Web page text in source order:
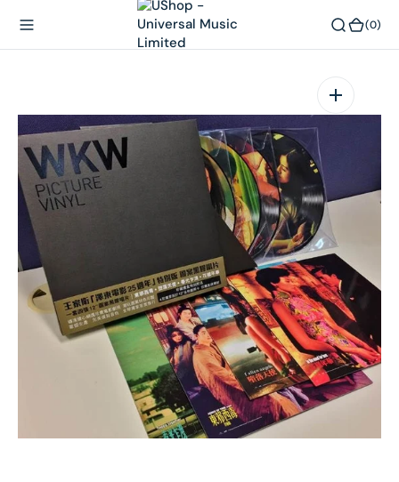
(0)
在
相
簿
中
開
啟
第
1